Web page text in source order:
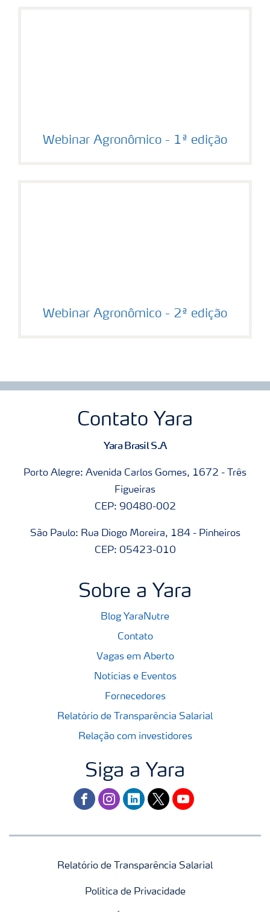
Webinar Agronômico - 1ª edição
Webinar Agronômico - 2ª edição
Contato Yara
Yara Brasil S.A
Porto Alegre: Avenida Carlos Gomes, 1672 - Três
Figueiras
CEP: 90480-002
São Paulo: Rua Diogo Moreira, 184 - Pinheiros
CEP: 05423-010
Sobre a Yara
Blog YaraNutre
Contato
Vagas em Aberto
Notícias e Eventos
Fornecedores
Relatório de Transparência Salarial
Relação com investidores
Siga a Yara
facebookinstagram
linkedintwitteryoutube
Relatório de Transparência Salarial
Politica de Privacidade